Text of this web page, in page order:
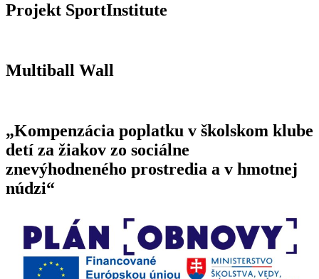
Projekt SportInstitute
Multiball Wall
„Kompenzácia poplatku v školskom klube
detí za žiakov zo sociálne
znevýhodneného prostredia a v hmotnej
núdzi“